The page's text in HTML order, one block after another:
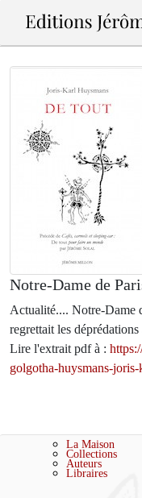
Notre-Dame de
Actualité.... Notre-Dame
regrettait les
Lire l'extrait pdf à :
golgotha-huysmans-
La Maison
Collections
Auteurs
Libraires